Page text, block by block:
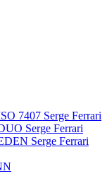
7407 Serge Ferrari
Serge Ferrari
Serge Ferrari